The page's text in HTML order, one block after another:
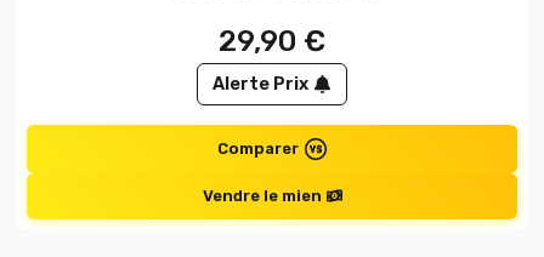
29,90 €
Alerte Prix
Comparer
Vendre le mien